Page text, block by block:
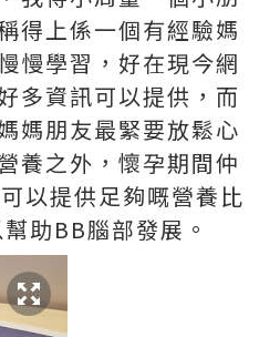
得上係一個有經驗媽
慢學習，好在現今網
多資訊可以提供，而
媽朋友最緊要放鬆心
養之外，懷孕期間仲
以提供足夠嘅營養比
助BB腦部發展。